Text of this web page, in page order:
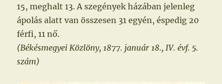
15, meghalt 13. A szegények házában jelenleg
ápolás alatt van összesen 31 egyén, éspedig 20
férfi, 11 nő.
(Békésmegyei Közlöny, 1877. január 18., IV. évf. 5.
szám)